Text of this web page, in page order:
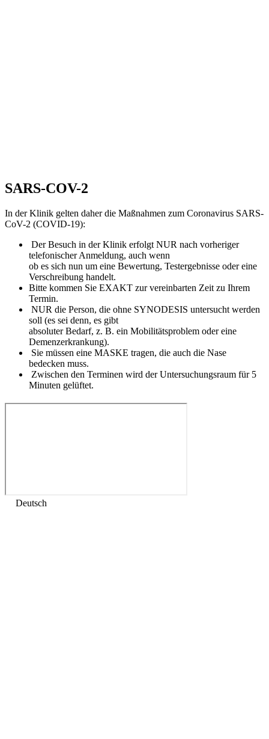
SARS-COV-2
In der Klinik gelten daher die Maßnahmen zum Coronavirus SARS-
CoV-2 (COVID-19):
Der Besuch in der Klinik erfolgt NUR nach vorheriger
telefonischer Anmeldung, auch wenn
ob es sich nun um eine Bewertung, Testergebnisse oder eine
Verschreibung handelt.
Bitte kommen Sie EXAKT zur vereinbarten Zeit zu Ihrem
Termin.
NUR die Person, die ohne SYNODESIS untersucht werden
soll (es sei denn, es gibt
absoluter Bedarf, z. B. ein Mobilitätsproblem oder eine
Demenzerkrankung).
Sie müssen eine MASKE tragen, die auch die Nase
bedecken muss.
Zwischen den Terminen wird der Untersuchungsraum für 5
Minuten gelüftet.
Deutsch